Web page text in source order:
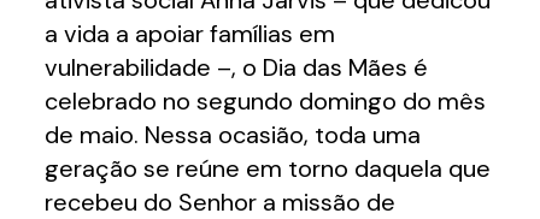
a vida a apoiar famílias em
vulnerabilidade –, o Dia das Mães é
celebrado no segundo domingo do mês
de maio. Nessa ocasião, toda uma
geração se reúne em torno daquela que
recebeu do Senhor a missão de